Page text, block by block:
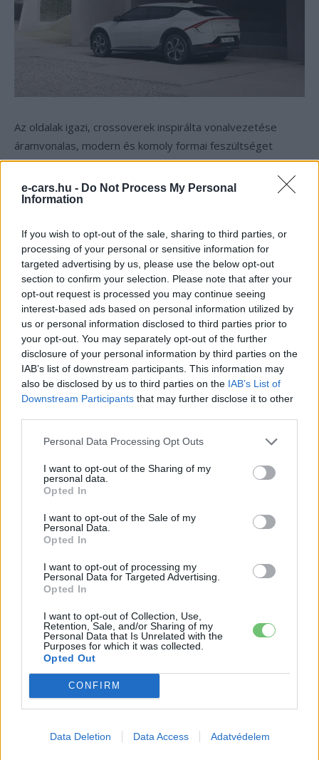
e-cars.hu - Do Not Process My Personal
Information
If you wish to opt-out of the sale, sharing to third parties, or
processing of your personal or sensitive information for
targeted advertising by us, please use the below opt-out
section to confirm your selection. Please note that after your
opt-out request is processed you may continue seeing
interest-based ads based on personal information utilized by
us or personal information disclosed to third parties prior to
your opt-out. You may separately opt-out of the further
disclosure of your personal information by third parties on the
IAB’s list of downstream participants. This information may
also be disclosed by us to third parties on the IAB’s List of
Downstream Participants that may further disclose it to other
Personal Data Processing Opt Outs
I want to opt-out of the Sharing of my
personal data.
Opted In
I want to opt-out of the Sale of my
Personal Data.
Opted In
I want to opt-out of processing my
Personal Data for Targeted Advertising.
Opted In
I want to opt-out of Collection, Use,
Retention, Sale, and/or Sharing of my
Personal Data that Is Unrelated with the
Purposes for which it was collected.
Opted Out
CONFIRM
Data Deletion Data Access Adatvédelem
Az oldalak igazi, crossoverek inspirálta vonalvezetése
áramvonalas, modern és komoly formai feszültséget
generál éleivel és high-tech részleteivel. A döntött vonalú
szélvédő dinamikus és határozott, a látványos hátsó ívek
pedig testet adnak a megjelenésnek. Az ajtók alsó részén
fut, így nyújtja meg az autó oldalnézeti képét.
A jórészt a lehető legjobb légellenállási jellemzők
érdekében döntött formájú C-oszlopok fényes fekete
betétje a hátsó szélvédő szélesítéseként hat. A hátsó
szélvédő fölött légterelő húzódik, ami a hátsó lámpatestek
felett ülő másik légterelő felé irányítja az áramlatokat.
Az EV6 formái a Kia három formatervező stúdiójának közös
munkáját dicsérik, a formacsapat tagjai a koreai
Namyangban, Frankfurtban és a kaliforniai Irvine városában
dolgoztak.
Az utastér formáin dolgozók munkáját nagyban
megkönnyítette, hogy az E-GMP platform a korábbi
padlólemezeknél jóval több lehetőséget kínál, és
szabadabb kezet, több mozgásteret is enged a
teret és ez a vezetési élményre is kihat.